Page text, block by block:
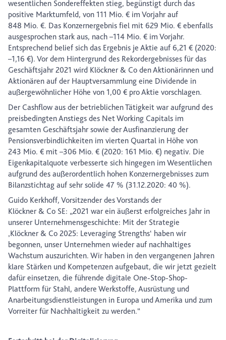
wesentlichen Sondereffekten stieg, begünstigt durch das
positive Marktumfeld, von 111 Mio. € im Vorjahr auf
848 Mio. €. Das Konzernergebnis fiel mit 629 Mio. € ebenfalls
ausgesprochen stark aus, nach –114 Mio. € im Vorjahr.
Entsprechend belief sich das Ergebnis je Aktie auf 6,21 € (2020:
–1,16 €). Vor dem Hintergrund des Rekordergebnisses für das
Geschäftsjahr 2021 wird Klöckner & Co den Aktionärinnen und
Aktionären auf der Hauptversammlung eine Dividende in
außergewöhnlicher Höhe von 1,00 € pro Aktie vorschlagen.
Der Cashflow aus der betrieblichen Tätigkeit war aufgrund des
preisbedingten Anstiegs des Net Working Capitals im
gesamten Geschäftsjahr sowie der Ausfinanzierung der
Pensionsverbindlichkeiten im vierten Quartal in Höhe von
243 Mio. € mit –306 Mio. € (2020: 161 Mio. €) negativ. Die
Eigenkapitalquote verbesserte sich hingegen im Wesentlichen
aufgrund des außerordentlich hohen Konzernergebnisses zum
Bilanzstichtag auf sehr solide 47 % (31.12.2020: 40 %).
Guido Kerkhoff, Vorsitzender des Vorstands der
Klöckner & Co SE: „2021 war ein äußerst erfolgreiches Jahr in
unserer Unternehmensgeschichte: Mit der Strategie
‚Klöckner & Co 2025: Leveraging Strengths‘ haben wir
begonnen, unser Unternehmen wieder auf nachhaltiges
Wachstum auszurichten. Wir haben in den vergangenen Jahren
klare Stärken und Kompetenzen aufgebaut, die wir jetzt gezielt
dafür einsetzen, die führende digitale One-Stop-Shop-
Plattform für Stahl, andere Werkstoffe, Ausrüstung und
Anarbeitungsdienstleistungen in Europa und Amerika und zum
Vorreiter für Nachhaltigkeit zu werden.“